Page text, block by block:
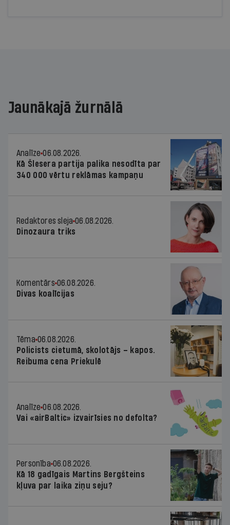
Jaunākajā žurnālā
Analīze 06.08.2026.
Kā Šlesera partija palika nesodīta par
340 000 vērtu reklāmas kampaņu
Redaktores sleja 06.08.2026.
Dinozaura triks
Komentārs 06.08.2026.
Divas koalīcijas
Tēma 06.08.2026.
Policists cietumā, skolotājs – kapos.
Reibuma cena Priekulē
Analīze 06.08.2026.
Vai «airBaltic» izvairīsies no defolta?
Personība 06.08.2026.
Kā 18 gadīgais Martins Bergšteins
kļuva par laika ziņu seju?